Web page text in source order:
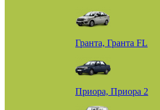
Гранта, Гранта FL
Приора, Приора 2